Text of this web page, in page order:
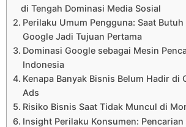
di Tengah Dominasi Media Sosial
Perilaku Umum Pengguna: Saat Butuh
Google Jadi Tujuan Pertama
Dominasi Google sebagai Mesin
Indonesia
Kenapa Banyak Bisnis Belum Hadir di
Ads
Risiko Bisnis Saat Tidak Muncul di
Insight Perilaku Konsumen: